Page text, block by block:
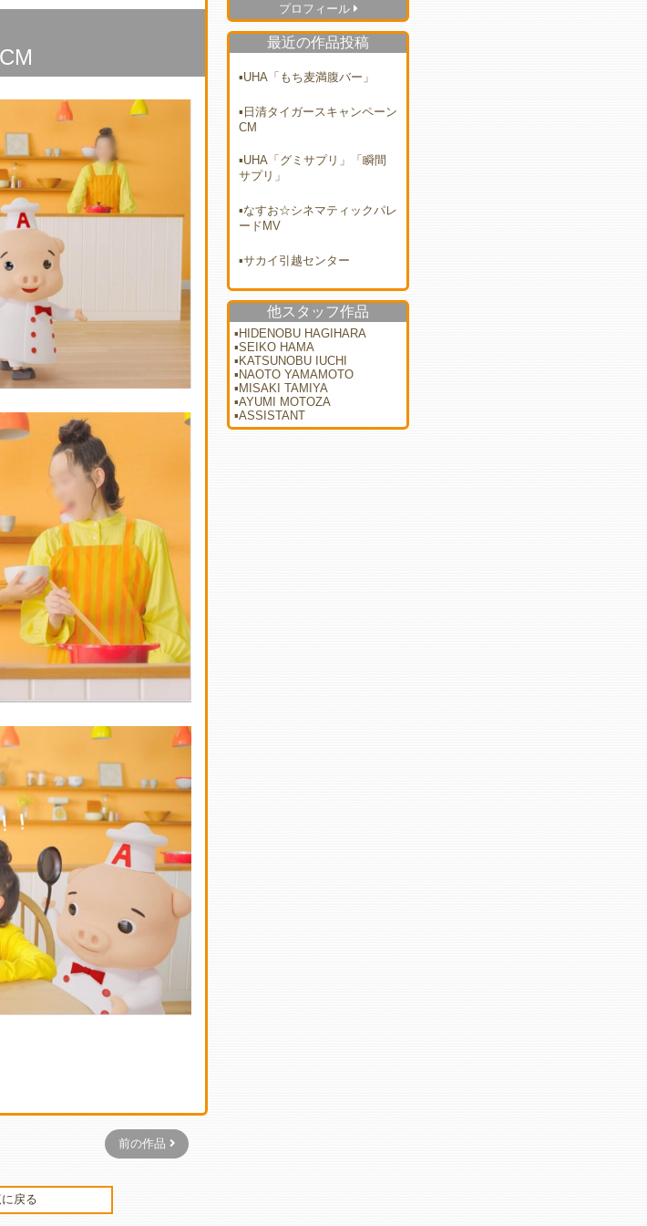
前の作品
戻る
プロフィール
最近の作品投稿
UHA「もち麦満腹バー」
日清タイガースキャンペーン
CM
UHA「グミサプリ」「瞬間
サプリ」
なすお☆シネマティックパレ
ードMV
サカイ引越センター
他スタッフ作品
HIDENOBU HAGIHARA
SEIKO HAMA
KATSUNOBU IUCHI
NAOTO YAMAMOTO
MISAKI TAMIYA
AYUMI MOTOZA
ASSISTANT